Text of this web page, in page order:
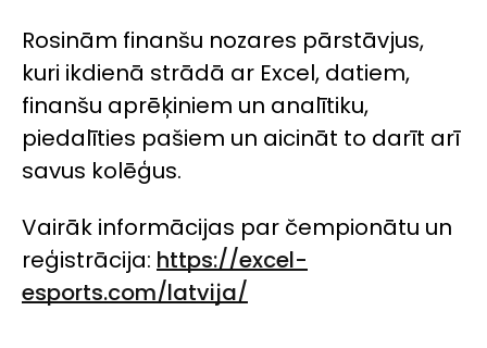
Rosinām finanšu nozares pārstāvjus,
kuri ikdienā strādā ar Excel, datiem,
finanšu aprēķiniem un analītiku,
piedalīties pašiem un aicināt to darīt arī
savus kolēģus.
Vairāk informācijas par čempionātu un
reģistrācija: https://excel-
esports.com/latvija/